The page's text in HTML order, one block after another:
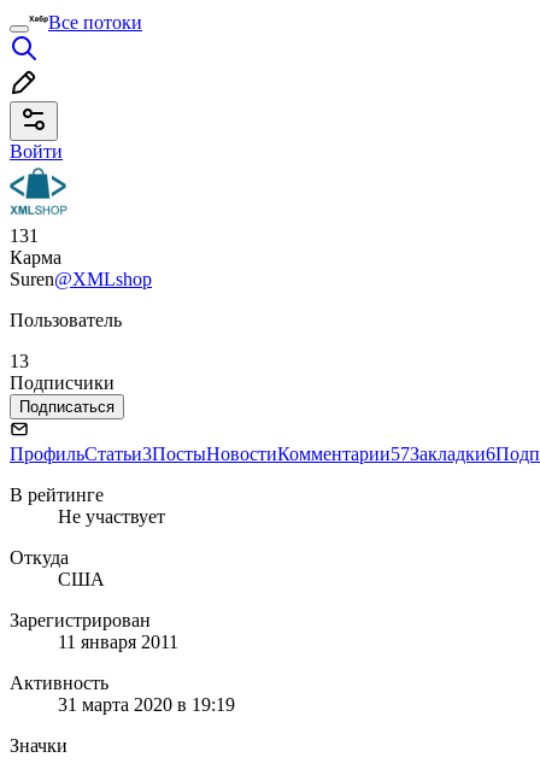
Все потоки
Войти
131
Карма
Suren@XMLshop
Пользователь
13
Подписчики
Подписаться
ПрофильСтатьи3ПостыНовостиКомментарии57Закладки6
В рейтинге
Не участвует
Откуда
США
Зарегистрирован
11 января 2011
Активность
31 марта 2020 в 19:19
Значки